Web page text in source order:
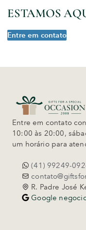
ESTAMOS
Entre em contato
Entre em contato
10:00 às 20:00,
um horário para
(41) 99249-
R. Padre José
Google